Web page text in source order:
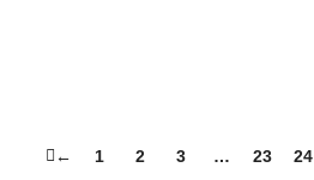
← 1 2 3 … 23 24